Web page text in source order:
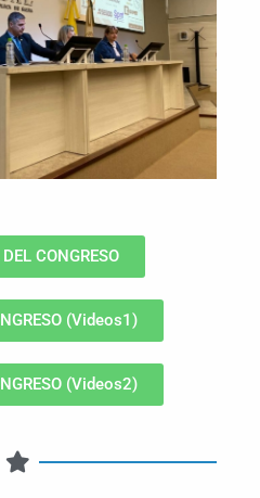
CONGRESO
(Videos1)
(Videos2)